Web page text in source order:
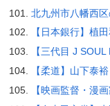
北九州市八幡西
【日本銀行】植
【三代目 J
【柔道】山下泰裕
【映画監督・漫